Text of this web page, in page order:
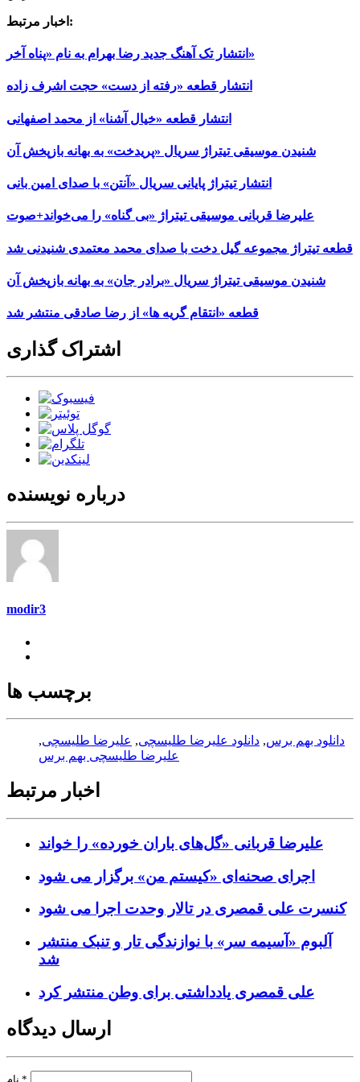
اخبار مرتبط:
انتشار تک آهنگ جدید رضا بهرام به نام «پناه آخر»
انتشار قطعه «رفته از دست» حجت اشرف زاده
انتشار قطعه «خیال آشنا» از محمد اصفهانی
شنیدن موسیقی تیتراژ سریال «پریدخت» به بهانه بازپخش آن
انتشار تیتراژ پایانی سریال «آنتن» با صدای امین بانی
علیرضا قربانی موسیقی تیتراژ «بی گناه» را می‌خواند+صوت
قطعه تیتراژ مجموعه گیل دخت با صدای محمد معتمدی شنیدنی شد
شنیدن موسیقی تیتراژ سریال «برادر جان» به بهانه بازپخش آن
قطعه «انتقام گریه ها» از رضا صادقی منتشر شد
اشتراک گذاری
درباره نویسنده
modir3
برچسب ها
دانلود بهم برس, دانلود علیرضا طلیسچی, علیرضا طلیسچی,
علیرضا طلیسچی بهم برس
اخبار مرتبط
علیرضا قربانی «گل‌های باران خورده» را خواند
اجرای صحنه‌ای «کیستم من» برگزار می شود
کنسرت علی قمصری در تالار وحدت اجرا می شود
آلبوم «آسیمه سر» با نوازندگی تار و تنبک منتشر
شد
علی قمصری یادداشتی برای وطن منتشر کرد
ارسال دیدگاه
*